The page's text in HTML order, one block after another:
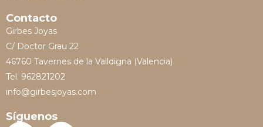
Contacto
Girbes Joyas
C/ Doctor Grau 22
46760 Tavernes de la Valldigna (Valencia)
Tel. 962821202
info@girbesjoyas.com
Síguenos